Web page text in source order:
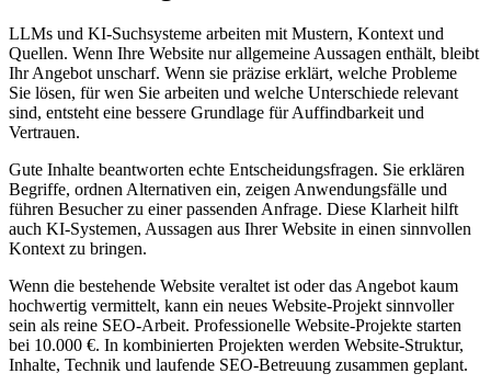
LLMs und KI-Suchsysteme arbeiten mit Mustern, Kontext und
Quellen. Wenn Ihre Website nur allgemeine Aussagen enthält, bleibt
Ihr Angebot unscharf. Wenn sie präzise erklärt, welche Probleme
Sie lösen, für wen Sie arbeiten und welche Unterschiede relevant
sind, entsteht eine bessere Grundlage für Auffindbarkeit und
Vertrauen.
Gute Inhalte beantworten echte Entscheidungsfragen. Sie erklären
Begriffe, ordnen Alternativen ein, zeigen Anwendungsfälle und
führen Besucher zu einer passenden Anfrage. Diese Klarheit hilft
auch KI-Systemen, Aussagen aus Ihrer Website in einen sinnvollen
Kontext zu bringen.
Wenn die bestehende Website veraltet ist oder das Angebot kaum
hochwertig vermittelt, kann ein neues Website-Projekt sinnvoller
sein als reine SEO-Arbeit. Professionelle Website-Projekte starten
bei 10.000 €. In kombinierten Projekten werden Website-Struktur,
Inhalte, Technik und laufende SEO-Betreuung zusammen geplant.